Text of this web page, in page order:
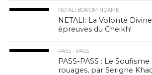
NETALI BOROM NDAME
NETALI: La Volonté
épreuves du Cheikh!
PASS - PASS
PASS-PASS : Le Soufisme
rouages, par Serigne